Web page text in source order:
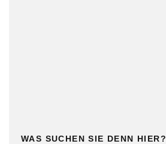
WAS SUCHEN SIE DENN HIER?